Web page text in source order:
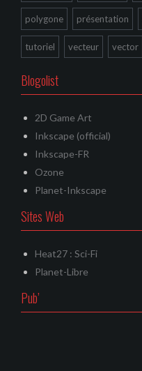
polygone présentation
tutoriel vecteur vector
Blogolist
2D Game Art
Inkscape (official)
Inkscape-FR
Ozone
Planet-Inkscape
Sites Web
Heat27 : Sci-Fi
Planet-Libre
Pub’